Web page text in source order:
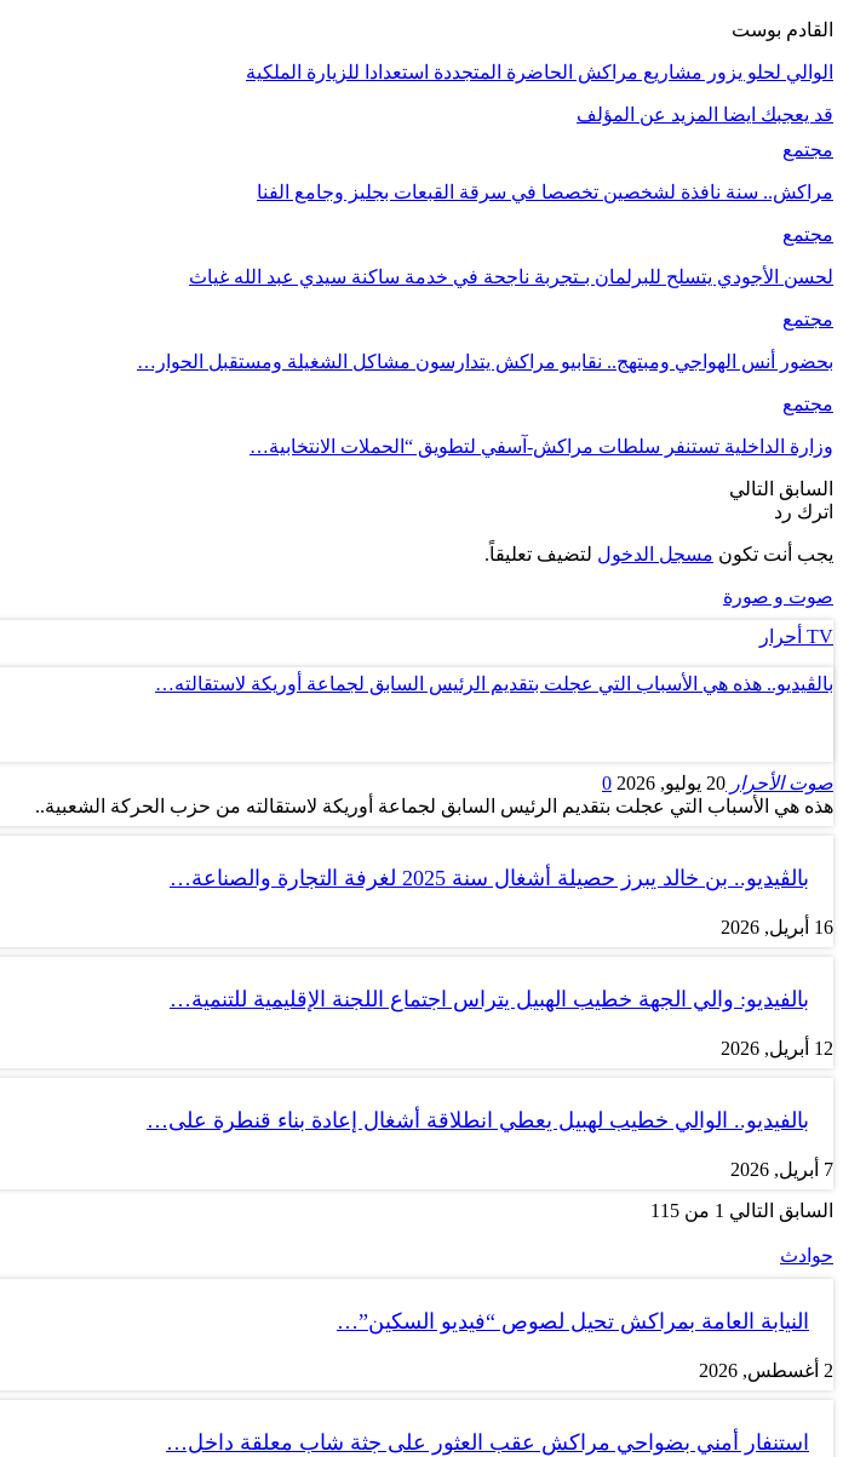
القادم بوست
الوالي لحلو يزور مشاريع مراكش الحاضرة المتجددة استعدادا للزيارة الملكية
قد يعجبك ايضا المزيد عن المؤلف
مجتمع
مراكش.. سنة نافذة لشخصين تخصصا في سرقة القبعات بجليز وجامع الفنا
مجتمع
لحسن الأجودي يتسلح للبرلمان بـتجربة ناجحة في خدمة ساكنة سيدي عبد الله غياث
مجتمع
بحضور أنس الهواجي ومبتهج.. نقابيو مراكش يتدارسون مشاكل الشغيلة ومستقبل الحوار…
مجتمع
وزارة الداخلية تستنفر سلطات مراكش-آسفي لتطويق “الحملات الانتخابية…
السابق التالي
اترك رد
يجب أنت تكون مسجل الدخول لتضيف تعليقاً.
صوت و صورة
TV أحرار
بالڤيديو.. هذه هي الأسباب التي عجلت بتقديم الرئيس السابق لجماعة أوريكة لاستقالته…
صوت الأحرار 20 يوليو, 2026
0
هذه هي الأسباب التي عجلت بتقديم الرئيس السابق لجماعة أوريكة لاستقالته من حزب الحركة الشعبية..
بالڤيديو.. بن خالد يبرز حصيلة أشغال سنة 2025 لغرفة التجارة والصناعة…
16 أبريل, 2026
بالفيديو: والي الجهة خطيب الهبيل يتراس اجتماع اللجنة الإقليمية للتنمية…
12 أبريل, 2026
بالفيديو.. الوالي خطيب لهبيل يعطي انطلاقة أشغال إعادة بناء قنطرة على…
7 أبريل, 2026
السابق التالي 1 من 115
حوادث
النيابة العامة بمراكش تحيل لصوص “فيديو السكين”…
2 أغسطس, 2026
استنفار أمني بضواحي مراكش عقب العثور على جثة شاب معلقة داخل…